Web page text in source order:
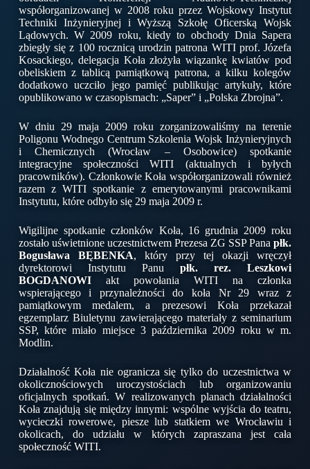
współorganizowanej w 2008 roku przez Wojskowy Instytut
Techniki Inżynieryjnej i Wyższą Szkołę Oficerską Wojsk
Lądowych. W 2009 roku, kiedy to obchody Dnia Sapera
zbiegły się z 100 rocznicą urodzin patrona WITI prof. Józefa
Kosackiego, delegacja Koła złożyła wiązankę kwiatów pod
obeliskiem z tablicą pamiątkową patrona, a kilku kolegów
dodatkowo uczciło jego pamięć publikując artykuły, które
opublikowano w czasopismach: „Saper” i „Polska Zbrojna”.
W dniu 29 maja 2009 roku zorganizowaliśmy na terenie
Poligonu Wodnego Centrum Szkolenia Wojsk Inżynieryjnych
i Chemicznych (Wrocław – Osobowice) spotkanie
integracyjne społeczności WITI (aktualnych i byłych
pracowników). Członkowie Koła współorganizowali również
razem z WITI spotkanie z emerytowanymi pracownikami
Instytutu, które odbyło się 29 maja 2009 r.
Wigilijne spotkanie członków Koła, 16 grudnia 2009 roku
zostało uświetnione uczestnictwem Prezesa ZG SSP Panapłk.
Bogusława BĘBENKA, który przy tej okazji wręczył
dyrektorowi Instytutu Panupłk. rez. Leszkowi
BOGDANOWIakt powołania WITI na członka
wspierającego i przynależności do koła Nr 29 wraz z
pamiątkowym medalem, a prezesowi Koła przekazał
egzemplarz Biuletynu zawierającego materiały z seminarium
SSP, które miało miejsce 3 października 2009 roku w m.
Modlin.
Działalność Koła nie ogranicza się tylko do uczestnictwa w
okolicznościowych uroczystościach lub organizowaniu
oficjalnych spotkań. W realizowanych planach działalności
Koła znajdują się między innymi: wspólne wyjścia do teatru,
wycieczki rowerowe, piesze lub statkiem we Wrocławiu i
okolicach, do udziału w których zapraszana jest cała
społeczność WITI.